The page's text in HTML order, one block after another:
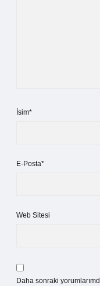
İsim*
E-Posta*
Web Sitesi
Daha sonraki